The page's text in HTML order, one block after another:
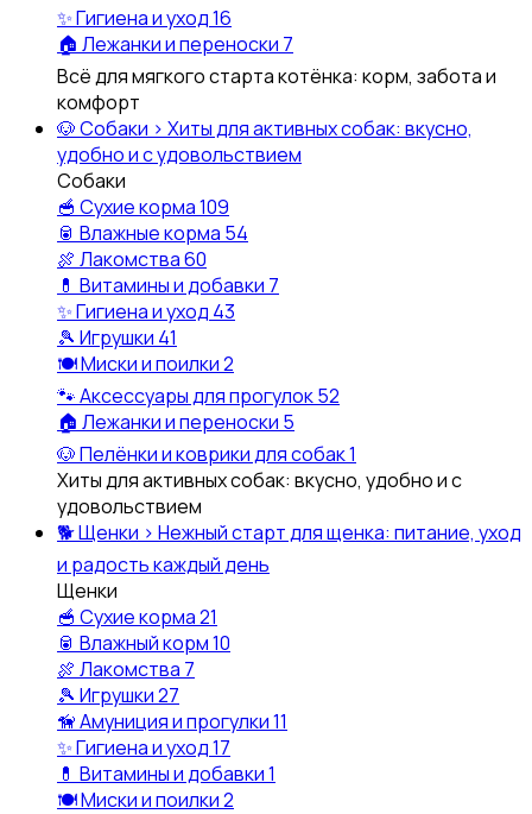
✨Гигиена и уход16
🏠 Лежанки и переноски 7
Всё для мягкого старта котёнка: корм, забота и
комфорт
🐶Собаки › Хиты для активных собак: вкусно,
удобно и с удовольствием
Собаки
🥣 Сухие корма109
🥫 Влажные корма 54
🍖 Лакомства60
💊 Витамины и добавки 7
✨Гигиена и уход 43
🎾 Игрушки 41
🍽️Миски и поилки2
🐾Аксессуары для прогулок52
🏠 Лежанки и переноски 5
🐶Пелёнки и коврики для собак1
Хиты для активных собак: вкусно, удобно и с
удовольствием
🐕Щенки › Нежный старт для щенка: питание, уход
и радость каждый день
Щенки
🥣 Сухие корма21
🥫 Влажный корм10
🍖 Лакомства 7
🎾 Игрушки27
🦮Амуниция и прогулки11
✨Гигиена и уход17
💊 Витамины и добавки1
🍽️Миски и поилки2